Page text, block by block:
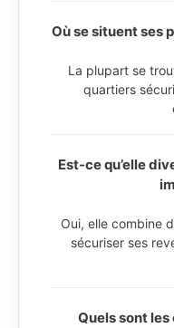
Où se situent ses
La plupart se
quartiers
Est-ce qu’elle
Oui, elle combine
sécuriser ses
Quels sont